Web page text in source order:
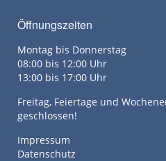
Öffnungszeiten
Montag bis Donnerstag
08:00 bis 12:00 Uhr
13:00 bis 17:00 Uhr
Freitag, Feiertage und
geschlossen!
Impressum
Datenschutz